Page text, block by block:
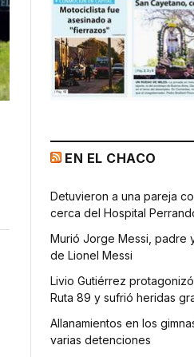
EN EL CHACO
Detuvieron a una pareja
cerca del Hospital
Murió Jorge Messi, padre
de Lionel Messi
Livio Gutiérrez
Ruta 89 y sufrió heridas
Allanamientos en los
varias detenciones